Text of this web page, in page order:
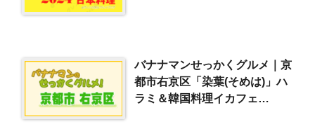
バナナマンせっかくグルメ｜京
都市右京区「染葉(そめは)」ハ
ラミ＆韓国料理イカフェ